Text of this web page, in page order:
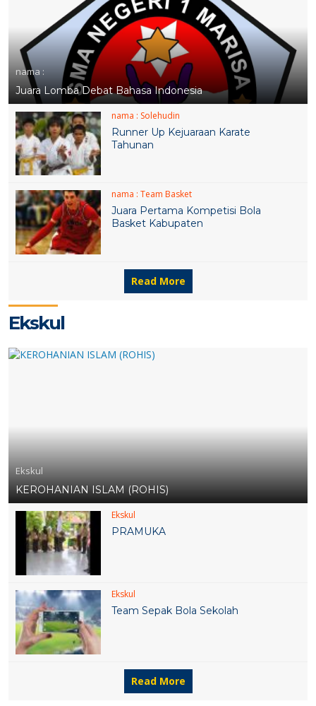
nama :
Juara Lomba Debat Bahasa Indonesia
nama : Solehudin
Runner Up Kejuaraan Karate
Tahunan
nama :Team Basket
Juara Pertama Kompetisi Bola
Basket Kabupaten
Read More
Ekskul
Ekskul
KEROHANIAN ISLAM (ROHIS)
Ekskul
PRAMUKA
Ekskul
Team Sepak Bola Sekolah
Read More